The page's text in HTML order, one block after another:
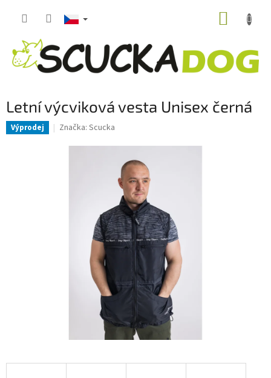
Letní výcviková vesta Unisex černá
Výprodej Značka: Scucka